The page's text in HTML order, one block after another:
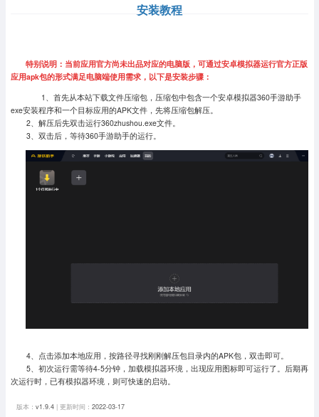
安装教程
特别说明：当前应用官方尚未出品对应的电脑版，可通过安卓模拟器运行官方正版
应用apk包的形式满足电脑端使用需求，以下是安装步骤：
1、首先从本站下载文件压缩包，压缩包中包含一个安卓模拟器360手游助手
exe安装程序和一个目标应用的APK文件，先将压缩包解压。
2、解压后先双击运行360zhushou.exe文件。
3、双击后，等待360手游助手的运行。
4、点击添加本地应用，按路径寻找刚刚解压包目录内的APK包，双击即可。
5、初次运行需等待4-5分钟，加载模拟器环境，出现应用图标即可运行了。
后期再
次运行时，已有模拟器环境，则可快速的启动。
版本： v1.9.4| 更新时间： 2022-03-17